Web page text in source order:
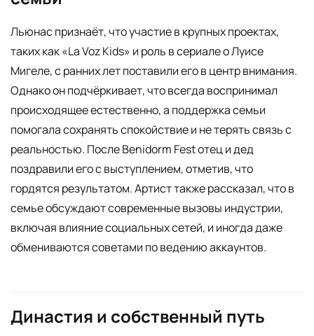
Льюнас признаёт, что участие в крупных проектах,
таких как «La Voz Kids» и роль в сериале о Луисе
Мигеле, с ранних лет поставили его в центр внимания.
Однако он подчёркивает, что всегда воспринимал
происходящее естественно, а поддержка семьи
помогала сохранять спокойствие и не терять связь с
реальностью. После Benidorm Fest отец и дед
поздравили его с выступлением, отметив, что
гордятся результатом. Артист также рассказал, что в
семье обсуждают современные вызовы индустрии,
включая влияние социальных сетей, и иногда даже
обмениваются советами по ведению аккаунтов.
Династия и собственный путь